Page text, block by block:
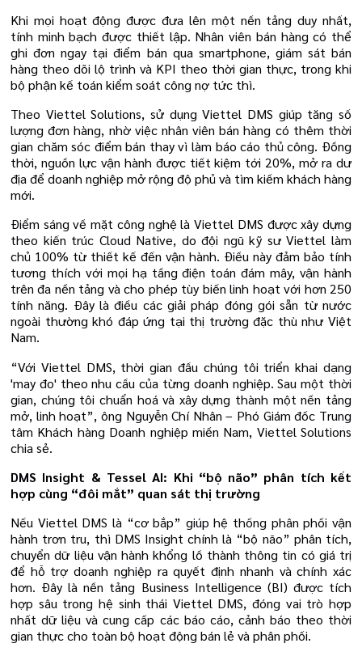
Khi mọi hoạt động được đưa lên một nền tảng duy nhất,
tính minh bạch được thiết lập. Nhân viên bán hàng có thể
ghi đơn ngay tại điểm bán qua smartphone, giám sát bán
hàng theo dõi lộ trình và KPI theo thời gian thực, trong khi
bộ phận kế toán kiểm soát công nợ tức thì.
Theo Viettel Solutions, sử dụng Viettel DMS giúp tăng số
lượng đơn hàng, nhờ việc nhân viên bán hàng có thêm thời
gian chăm sóc điểm bán thay vì làm báo cáo thủ công. Đồng
thời, nguồn lực vận hành được tiết kiệm tới 20%, mở ra dư
địa để doanh nghiệp mở rộng độ phủ và tìm kiếm khách hàng
mới.
Điểm sáng về mặt công nghệ là Viettel DMS được xây dựng
theo kiến trúc Cloud Native, do đội ngũ kỹ sư Viettel làm
chủ 100% từ thiết kế đến vận hành. Điều này đảm bảo tính
tương thích với mọi hạ tầng điện toán đám mây, vận hành
trên đa nền tảng và cho phép tùy biến linh hoạt với hơn 250
tính năng. Đây là điều các giải pháp đóng gói sẵn từ nước
ngoài thường khó đáp ứng tại thị trường đặc thù như Việt
Nam.
“Với Viettel DMS, thời gian đầu chúng tôi triển khai dạng
'may đo' theo nhu cầu của từng doanh nghiệp. Sau một thời
gian, chúng tôi chuẩn hoá và xây dựng thành một nền tảng
mở, linh hoạt”, ông Nguyễn Chí Nhân – Phó Giám đốc Trung
tâm Khách hàng Doanh nghiệp miền Nam, Viettel Solutions
chia sẻ.
DMS Insight & Tessel AI: Khi “bộ não” phân tích kết
hợp cùng “đôi mắt” quan sát thị trường
Nếu Viettel DMS là “cơ bắp” giúp hệ thống phân phối vận
hành trơn tru, thì DMS Insight chính là “bộ não” phân tích,
chuyển dữ liệu vận hành khổng lồ thành thông tin có giá trị
để hỗ trợ doanh nghiệp ra quyết định nhanh và chính xác
hơn. Đây là nền tảng Business Intelligence (BI) được tích
hợp sâu trong hệ sinh thái Viettel DMS, đóng vai trò hợp
nhất dữ liệu và cung cấp các báo cáo, cảnh báo theo thời
gian thực cho toàn bộ hoạt động bán lẻ và phân phối.